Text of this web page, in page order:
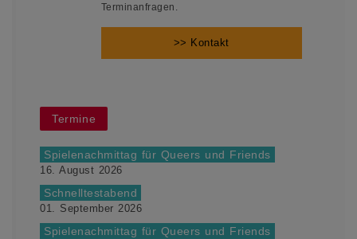
Terminanfragen.
>> Kontakt
Termine
Spielenachmittag für Queers und Friends
16. August 2026
Schnelltestabend
01. September 2026
Spielenachmittag für Queers und Friends